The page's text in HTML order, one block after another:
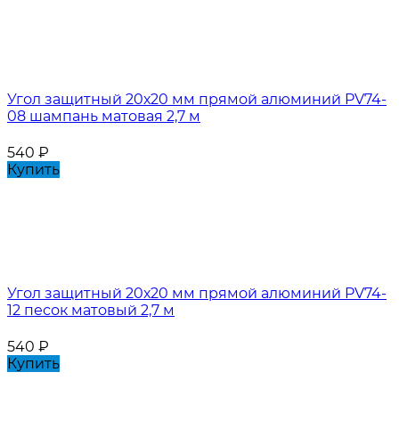
Угол защитный 20х20 мм прямой алюминий PV74-
08 шампань матовая 2,7 м
540 ₽
Купить
Угол защитный 20х20 мм прямой алюминий PV74-
12 песок матовый 2,7 м
540 ₽
Купить